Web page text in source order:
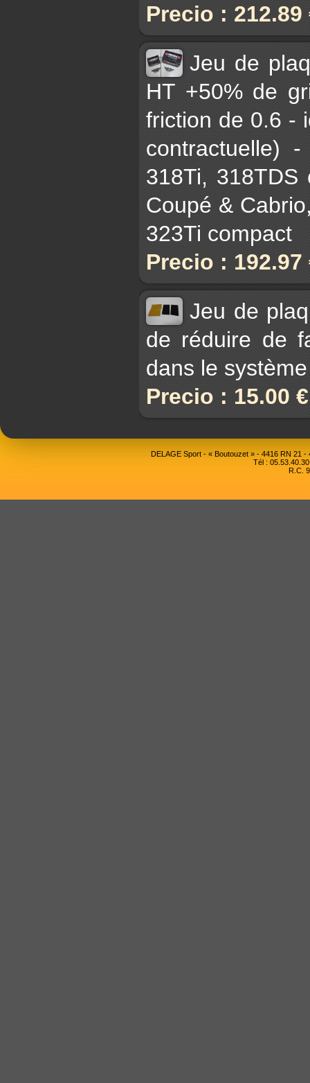
Precio : 212.89
Jeu de
HT +50% de
friction de 0.6 -
contractuelle)
318Ti, 318TDS
Coupé &
323Ti compact
Precio : 192.97
Jeu de
de réduire de
dans le
Precio : 15.00
DELAGE Sport - « Boutouzet » - 4416 RN 21
Tél :
R.C.